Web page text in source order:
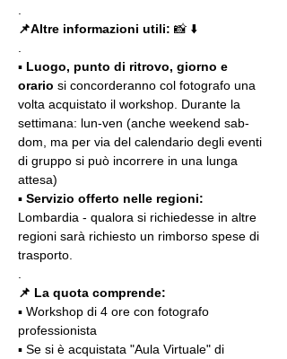
📌Altre informazioni utili: 📸 ⬇️
▪️ Luogo, punto di ritrovo, giorno e
orario si concorderanno col fotografo una
volta acquistato il workshop. Durante la
settimana: lun-ven (anche weekend sab-
dom, ma per via del calendario degli eventi
di gruppo si può incorrere in una lunga
attesa)
▪️ Servizio offerto nelle regioni:
Lombardia - qualora si richiedesse in altre
regioni sarà richiesto un rimborso spese di
trasporto.
📌 La quota comprende:
▪️ Workshop di 4 ore con fotografo
professionista
▪️ Se si è acquistata "Aula Virtuale" di